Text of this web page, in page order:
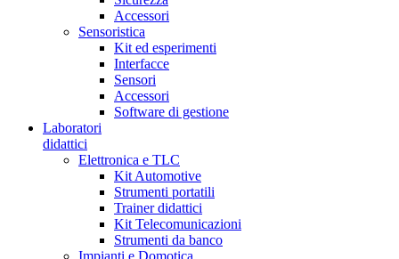
Accessori
Sensoristica
Kit ed esperimenti
Interfacce
Sensori
Accessori
Software di gestione
Laboratori
didattici
Elettronica e TLC
Kit Automotive
Strumenti portatili
Trainer didattici
Kit Telecomunicazioni
Strumenti da banco
Impianti e Domotica